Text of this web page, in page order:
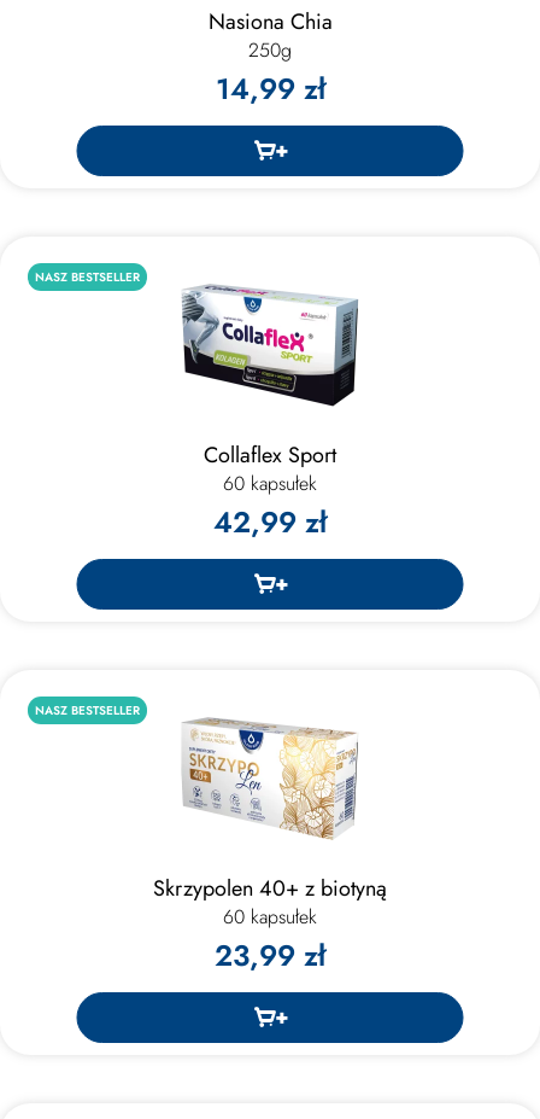
Nasiona Chia
250g
14,99 zł
NASZ BESTSELLER
Collaflex Sport
60 kapsułek
42,99 zł
NASZ BESTSELLER
Skrzypolen 40+ z biotyną
60 kapsułek
23,99 zł